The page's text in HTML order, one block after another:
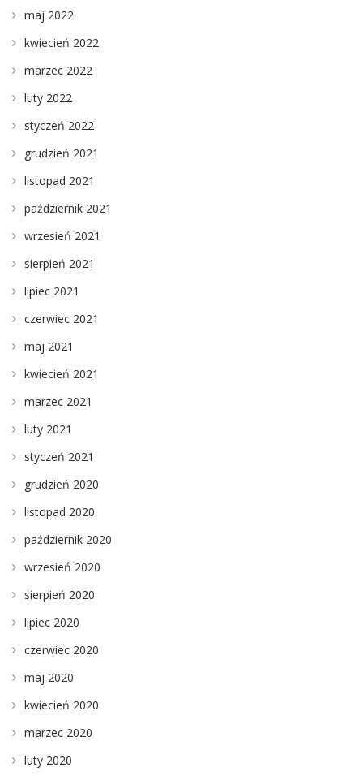
maj 2022
kwiecień 2022
marzec 2022
luty 2022
styczeń 2022
grudzień 2021
listopad 2021
październik 2021
wrzesień 2021
sierpień 2021
lipiec 2021
czerwiec 2021
maj 2021
kwiecień 2021
marzec 2021
luty 2021
styczeń 2021
grudzień 2020
listopad 2020
październik 2020
wrzesień 2020
sierpień 2020
lipiec 2020
czerwiec 2020
maj 2020
kwiecień 2020
marzec 2020
luty 2020